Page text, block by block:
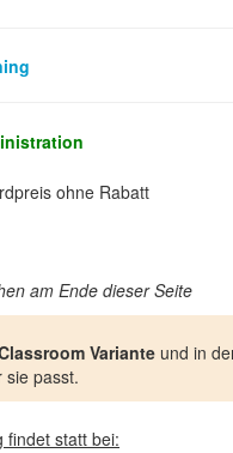
ohne Rabatt
am Ende dieser Seite
Variante und in
sie passt.
findet statt bei: